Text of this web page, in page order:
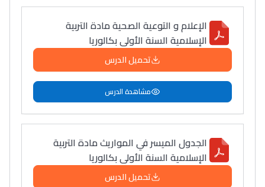
الإعلام و التوعیة الصحیة مادة التربية
الإسلامية السنة الأولى بكالوريا
تحميل الدرس
مشاهدة الدرس
الجدول الميسر في المواريث مادة التربية
الإسلامية السنة الأولى بكالوريا
تحميل الدرس